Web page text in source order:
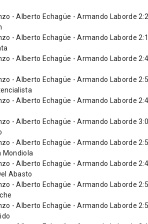
- Alberto Echagüe - Armando Laborde
- Alberto Echagüe - Armando Laborde
- Alberto Echagüe - Armando Laborde
- Alberto Echagüe - Armando Laborde
- Alberto Echagüe - Armando Laborde
- Alberto Echagüe - Armando Laborde
- Alberto Echagüe - Armando Laborde
Mondiola
- Alberto Echagüe - Armando Laborde
Abasto
- Alberto Echagüe - Armando Laborde
- Alberto Echagüe - Armando Laborde